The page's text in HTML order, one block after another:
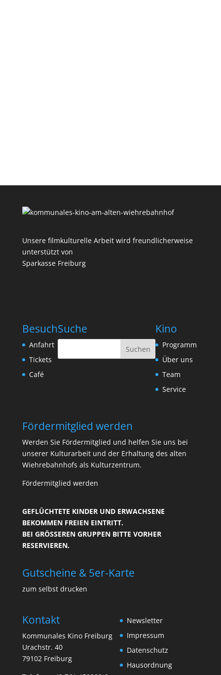
Unsere filmkulturelle Arbeit wird freundlicherweise
unterstützt von
Sparkasse Freiburg
Besuch
Anfahrt
Tickets
Café
Suche Kino
Programm
Über uns
Team
Service
Fördermitglied werden
Werden Sie Fördermitglied und helfen Sie uns bei
unserer Kulturarbeit und der Erhaltung des alten
Wiehrebahnhofs als Kulturzentrum.
Fördermitglied werden
GEFLÜCHTETE KINDER UND ERWACHSENE
BEKOMMEN FREIEN EINTRITT.
BEI GRÖSSEREN GRUPPEN BITTE VORHER R
ESERVIEREN.
Gutscheine & 5er-Karte
zum selbst drucken
Kontakt
Kommunales Kino Freiburg
Urachstr. 40
79102 Freiburg
Newsletter
Impressum
Datenschutz
Hausordnung